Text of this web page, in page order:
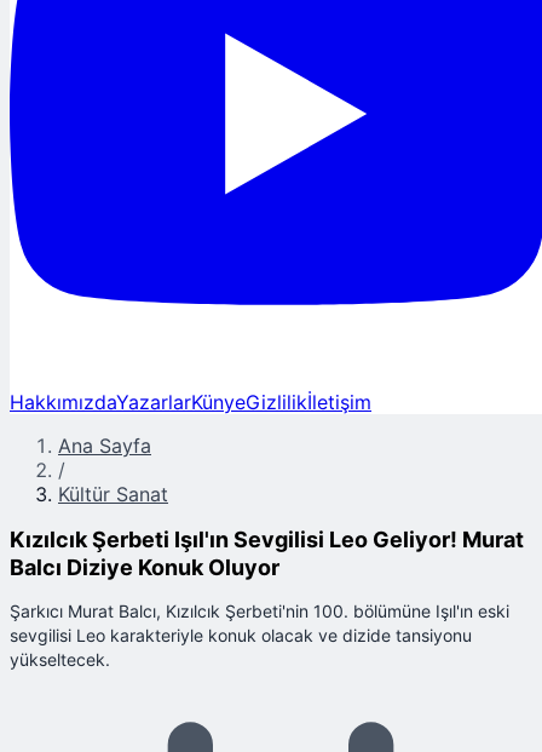
HakkımızdaYazarlarKünyeGizlilikİletişim
Ana Sayfa
/
Kültür Sanat
Kızılcık Şerbeti Işıl'ın Sevgilisi Leo Geliyor! Murat
Balcı Diziye Konuk Oluyor
Şarkıcı Murat Balcı, Kızılcık Şerbeti'nin 100. bölümüne Işıl'ın eski
sevgilisi Leo karakteriyle konuk olacak ve dizide tansiyonu
yükseltecek.